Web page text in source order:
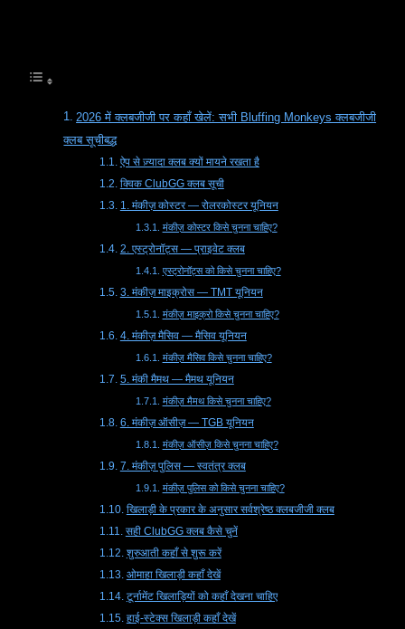
2026 में क्लबजीजी पर कहाँ खेलें: सभी Bluffing Monkeys क्लबजीजी
क्लब सूचीबद्ध
ऐप से ज़्यादा क्लब क्यों मायने रखता है
क्विक ClubGG क्लब सूची
1. मंकीज़ कोस्टर — रोलरकोस्टर यूनियन
मंकीज़ कोस्टर किसे चुनना चाहिए?
2. एस्ट्रोनॉट्स — प्राइवेट क्लब
एस्ट्रोनॉट्स को किसे चुनना चाहिए?
3. मंकीज़ माइक्रोस — TMT यूनियन
मंकीज़ माइक्रो किसे चुनना चाहिए?
4. मंकीज़ मैसिव — मैसिव यूनियन
मंकीज़ मैसिव किसे चुनना चाहिए?
5. मंकी मैमथ — मैमथ यूनियन
मंकीज़ मैमथ किसे चुनना चाहिए?
6. मंकीज़ ऑसीज़ — TGB यूनियन
मंकीज़ ऑसीज़ किसे चुनना चाहिए?
7. मंकीज़ पुलिस — स्वतंत्र क्लब
मंकीज़ पुलिस को किसे चुनना चाहिए?
खिलाड़ी के प्रकार के अनुसार सर्वश्रेष्ठ क्लबजीजी क्लब
सही ClubGG क्लब कैसे चुनें
शुरुआती कहाँ से शुरू करें
ओमाहा खिलाड़ी कहाँ देखें
टूर्नामेंट खिलाड़ियों को कहाँ देखना चाहिए
हाई-स्टेक्स खिलाड़ी कहाँ देखें